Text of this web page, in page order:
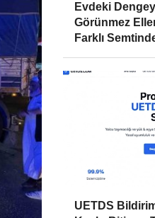
Evdeki
Görünmez
Farklı
UETDS